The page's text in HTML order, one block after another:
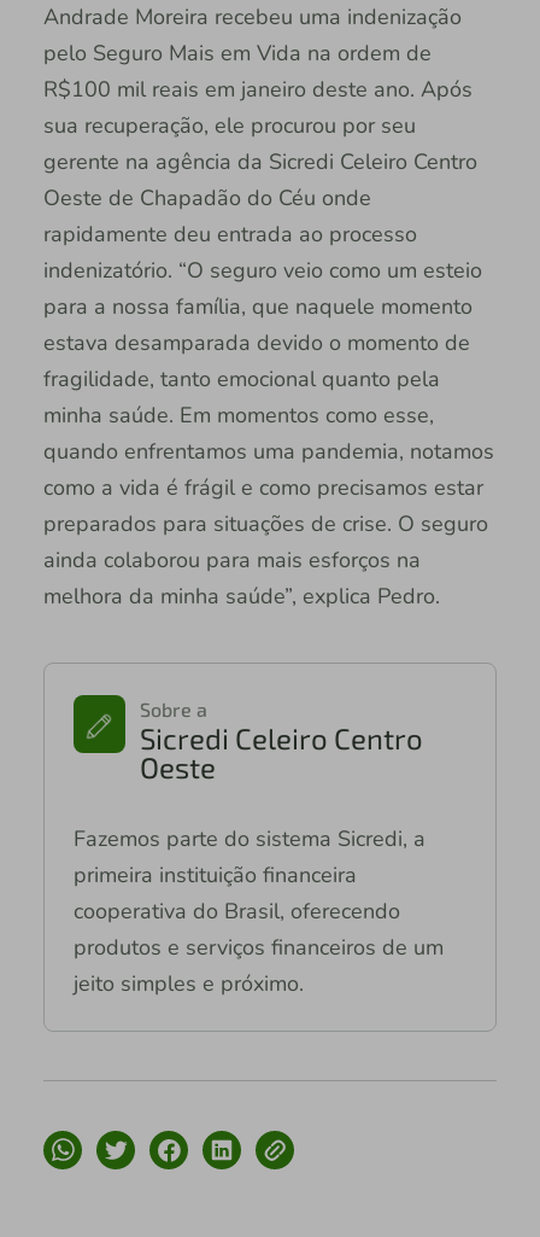
Andrade Moreira recebeu uma indenização
pelo Seguro Mais em Vida na ordem de
R$100 mil reais em janeiro deste ano. Após
sua recuperação, ele procurou por seu
gerente na agência da Sicredi Celeiro Centro
Oeste de Chapadão do Céu onde
rapidamente deu entrada ao processo
indenizatório. “O seguro veio como um esteio
para a nossa família, que naquele momento
estava desamparada devido o momento de
fragilidade, tanto emocional quanto pela
minha saúde. Em momentos como esse,
quando enfrentamos uma pandemia, notamos
como a vida é frágil e como precisamos estar
preparados para situações de crise. O seguro
ainda colaborou para mais esforços na
melhora da minha saúde”, explica Pedro.
Sobre a
Sicredi Celeiro Centro
Oeste
Fazemos parte do sistema Sicredi, a
primeira instituição financeira
cooperativa do Brasil, oferecendo
produtos e serviços financeiros de um
jeito simples e próximo.